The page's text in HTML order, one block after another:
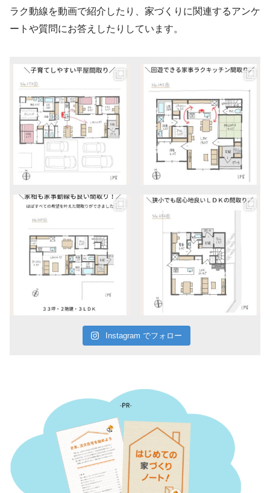
ラク動線を動画で紹介したり、家づくりに関連するアンケ
ートや質問にお答えしたりしています。
Instagram でフォロー